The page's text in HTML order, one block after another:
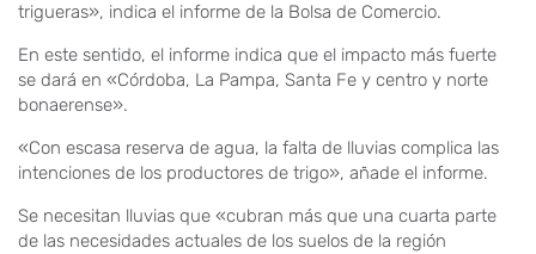
trigueras», indica el informe de la Bolsa de Comercio.
En este sentido, el informe indica que el impacto más fuerte
se dará en «Córdoba, La Pampa, Santa Fe y centro y norte
bonaerense».
«Con escasa reserva de agua, la falta de lluvias complica las
intenciones de los productores de trigo», añade el informe.
Se necesitan lluvias que «cubran más que una cuarta parte
de las necesidades actuales de los suelos de la región